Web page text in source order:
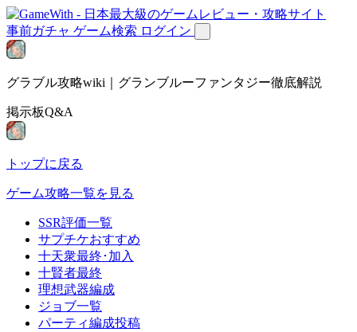
事前ガチャ ゲーム検索 ログイン
グラブル攻略wiki｜グランブルーファンタジー徹底解説
掲示板Q&A
トップに戻る
ゲーム攻略一覧を見る
SSR評価一覧
サプチケおすすめ
十天衆最終･加入
十賢者最終
理想武器編成
ジョブ一覧
パーティ編成投稿